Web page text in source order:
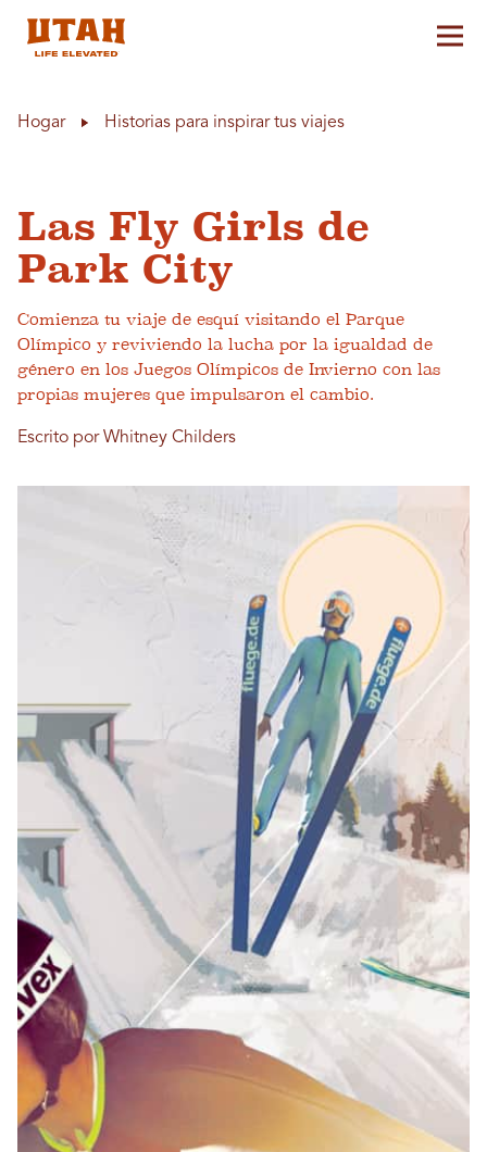
Hogar Historias para inspirar tus viajes
Las Fly Girls de
Park City
Comienza tu viaje de esquí visitando el Parque
Olímpico y reviviendo la lucha por la igualdad de
género en los Juegos Olímpicos de Invierno con las
propias mujeres que impulsaron el cambio.
Escrito por Whitney Childers